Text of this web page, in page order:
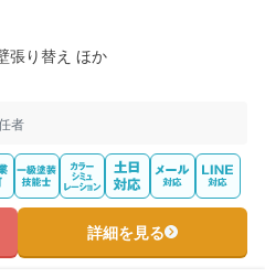
張り替え ほか
者
詳細を見る